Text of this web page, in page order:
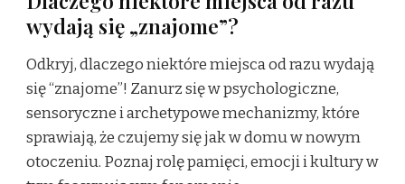
wydają się „znajome”?
Odkryj, dlaczego niektóre miejsca od razu wydają
się “znajome”! Zanurz się w psychologiczne,
sensoryczne i archetypowe mechanizmy, które
sprawiają, że czujemy się jak w domu w nowym
otoczeniu. Poznaj rolę pamięci, emocji i kultury w